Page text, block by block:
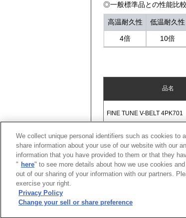
◎一般標準品との性能比
高温耐久性 低温耐久性
4倍 10倍
品名
FINE TUNE V-BELT 4PK701
We collect unique personal identifiers such as cookies to
share information about your use of our website with our
information that you have provided to them or that they
" here" to see more details about how we use cookies
out of our sharing of your information with our partners.
exercise your right.
Privacy Policy
Change your sell or share preference